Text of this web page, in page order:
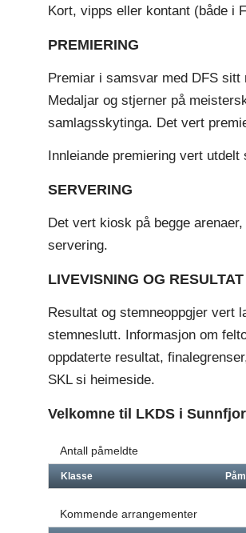
Kort, vipps eller kontant (både i
PREMIERING
Premiar i samsvar med DFS
Medaljar og stjerner på
samlagsskytinga. Det vert
Innleiande premiering vert
SERVERING
Det vert kiosk på begge
servering.
LIVEVISNING OG RESULTAT
Resultat og stemneoppgjer vert
stemneslutt. Informasjon om
oppdaterte resultat,
SKL si heimeside.
Velkomne til LKDS i
Antall påmeldte
Klasse
Kommende arrangementer